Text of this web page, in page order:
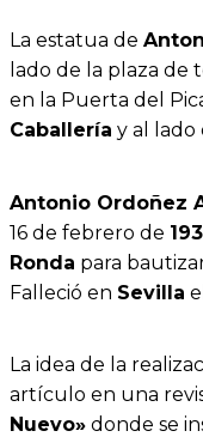
La estatua de
lado de la plaza de
en la Puerta del
Caballería y al lado
Antonio Ordoñez
16 de febrero de
Ronda para
Falleció en Sevilla
La idea de la
artículo en una
Nuevo» donde se